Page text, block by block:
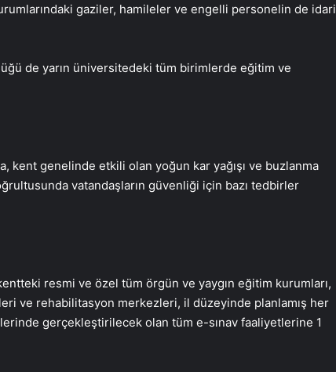
gaziler, hamileler ve engelli personelin de idari
de yarın üniversitedeki tüm birimlerde eğitim ve
kent genelinde etkili olan yoğun kar yağışı ve buzlanma
vatandaşların güvenliği için bazı tedbirler
resmi ve özel tüm örgün ve yaygın eğitim kurumları,
ve rehabilitasyon merkezleri, il düzeyinde planlamış her
gerçekleştirilecek olan tüm e-sınav faaliyetlerine 1